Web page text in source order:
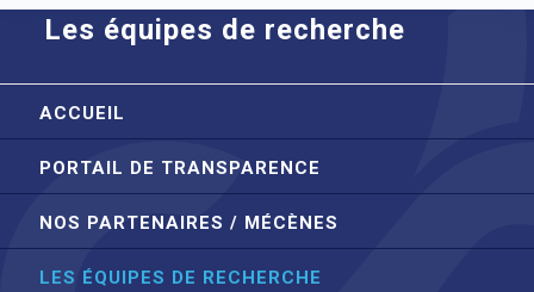
Les équipes de recherche
ACCUEIL
PORTAIL DE TRANSPARENCE
NOS PARTENAIRES / MÉCÈNES
LES ÉQUIPES DE RECHERCHE